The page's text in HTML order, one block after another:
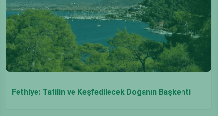
Fethiye: Tatilin ve Keşfedilecek Doğanın Başkenti